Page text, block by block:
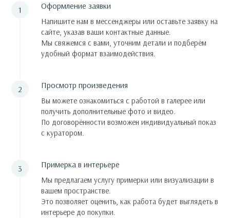
Оформление заявки
Напишите нам в мессенджеры или оставьте заявку на
сайте, указав ваши контактные данные.
Мы свяжемся с вами, уточним детали и подберём
удобный формат взаимодействия.
Просмотр произведения
Вы можете ознакомиться с работой в галерее или
получить дополнительные фото и видео.
По договорённости возможен индивидуальный показ
с куратором.
Примерка в интерьере
Мы предлагаем услугу примерки или визуализации в
вашем пространстве.
Это позволяет оценить, как работа будет выглядеть в
интерьере до покупки.